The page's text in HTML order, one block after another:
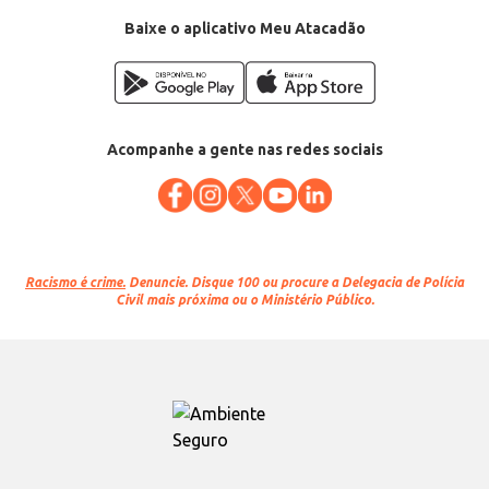
Baixe o aplicativo Meu Atacadão
Acompanhe a gente nas redes sociais
Racismo é crime. Denuncie. Disque 100 ou procure a Delegacia de Polícia
Civil mais próxima ou o Ministério Público.